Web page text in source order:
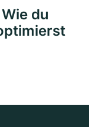
du